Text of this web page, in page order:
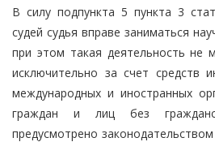
В силу подпункта 5 пункта 3
судей судья вправе заниматься
при этом такая деятельность не
исключительно за счет средств
международных и иностранных
граждан и лиц без
предусмотрено